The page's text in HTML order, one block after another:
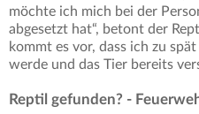
möchte ich mich bei der
abgesetzt hat“, betont der
kommt es vor, dass ich zu
werde und das Tier bereits
Reptil gefunden? -